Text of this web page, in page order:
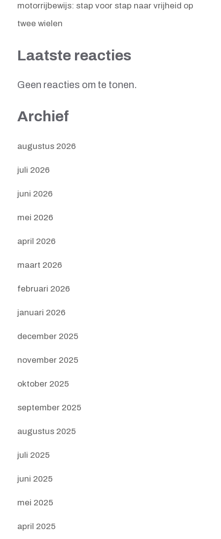
motorrijbewijs: stap voor stap naar vrijheid op
twee wielen
Laatste reacties
Geen reacties om te tonen.
Archief
augustus 2026
juli 2026
juni 2026
mei 2026
april 2026
maart 2026
februari 2026
januari 2026
december 2025
november 2025
oktober 2025
september 2025
augustus 2025
juli 2025
juni 2025
mei 2025
april 2025